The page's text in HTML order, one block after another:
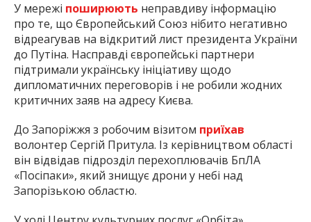
У мережі поширюють неправдиву інформацію
про те, що Європейський Союз нібито негативно
відреагував на відкритий лист президента України
до Путіна. Насправді європейські партнери
підтримали українську ініціативу щодо
дипломатичних переговорів і не робили жодних
критичних заяв на адресу Києва.
До Запоріжжя з робочим візитом приїхав
волонтер Сергій Притула. Із керівництвом області
він відвідав підрозділ перехоплювачів БпЛА
«Посіпаки», який знищує дрони у небі над
Запорізькою областю.